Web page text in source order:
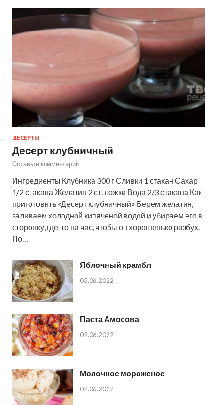
ДЕСЕРТЫ
Десерт клубничный
Оставьте комментарий
Ингредиенты Клубника 300 г Сливки 1 стакан Сахар
1/2 стакана Желатин 2 ст. ложки Вода 2/3 стакана Как
приготовить «Десерт клубничный» Берем желатин,
заливаем холодной кипяченой водой и убираем его в
сторонку, где-то на час, чтобы он хорошенько разбух.
По…
Яблочный крамбл
03.06.2022
Паста Амосова
02.06.2022
Молочное мороженое
02.06.2022